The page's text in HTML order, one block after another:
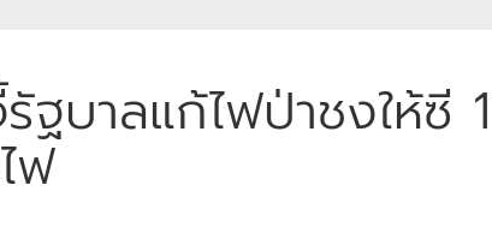
บาลแก้ไฟป่าชงให้ซี
ฟ